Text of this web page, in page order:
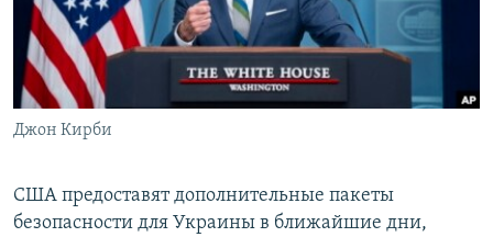
ПОБЕДИТЕЛЕЙ НЕ СУДЯТ?
КРЫМ.НЕПОКОРЕННЫЙ
ELIFBE
УКРАИНСКАЯ ПРОБЛЕМА КРЫМА
ПРИСОЕДИНЯЙТЕСЬ!
Джон Кирби
США предоставят дополнительные пакеты
безопасности для Украины в ближайшие дни,